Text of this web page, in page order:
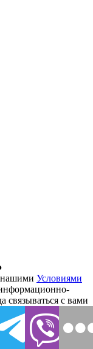
нашими Условиями
связываться с вами
и т. д. по
1RRE можно найти